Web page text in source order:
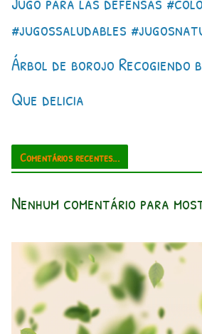
#jugossaludables
Árbol de borojo Recogiendo
Que delicia
Comentários recentes...
Nenhum comentário para